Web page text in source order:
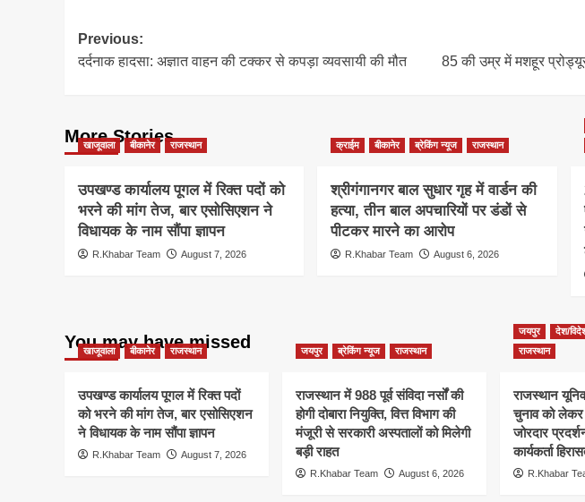
Post
navigation
Previous:
दर्दनाक हादसा: अज्ञात वाहन की टक्कर से कपड़ा व्यवसायी की मौत
85 की उम्र में मशहूर
More Stories
खाजूवाला बीकानेर राजस्थान
उपखण्ड कार्यालय पूगल में रिक्त पदों को
भरने की मांग तेज, बार एसोसिएशन ने
विधायक के नाम सौंपा ज्ञापन
R.Khabar Team August 7, 2026
क्राईम बीकानेर ब्रेकिंग न्यूज राजस्थान
श्रीगंगानगर बाल सुधार गृह में वार्डन की
हत्या, तीन बाल अपचारियों पर डंडों से
पीटकर मारने का आरोप
R.Khabar Team August 6, 2026
You may have missed
खाजूवाला बीकानेर राजस्थान
उपखण्ड कार्यालय पूगल में रिक्त पदों
को भरने की मांग तेज, बार एसोसिएशन
ने विधायक के नाम सौंपा ज्ञापन
R.Khabar Team August 7, 2026
जयपुर ब्रेकिंग न्यूज राजस्थान
राजस्थान में 988 पूर्व संविदा नर्सों की
होगी दोबारा नियुक्ति, वित्त विभाग की
मंजूरी से सरकारी अस्पतालों को मिलेगी
बड़ी राहत
R.Khabar Team August 6, 2026
जयपुर देश/
राजस्थान
राजस्थान
चुनाव को
जोरदार
कार्यकर्ता
R.Khabar